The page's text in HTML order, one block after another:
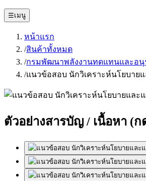
☰เมนู
หน้าแรก
/สินค้าทั้งหมด
/กรมพัฒนาพลังงานทดแทนและอนุ
/แนวข้อสอบ นักวิเคราะห์นโยบาย
ตัวอย่างสารบัญ / เนื้อหา (ก